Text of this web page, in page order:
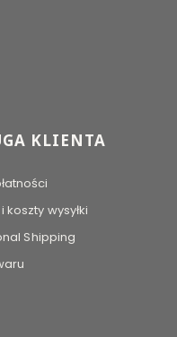
KLIENTA
koszty wysyłki
Shipping